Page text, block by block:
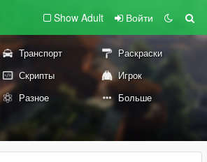
Show Adult Войти
Транспорт
Раскраски
Скрипты
Игрок
Разное Больше